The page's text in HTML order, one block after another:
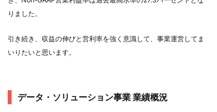
りました。
引き続き、収益の伸びと営利率を強く意識して、事業運営してま
いりたいと思います。
データ・ソリューション事業 業績概況